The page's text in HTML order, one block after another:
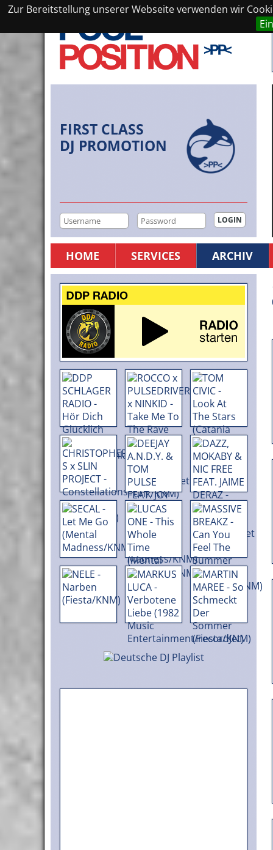
Zur Bereitstellung unserer Webseite verwenden wir
FIRST CLASS
DJ PROMOTION
HOME SERVICES ARCHIV